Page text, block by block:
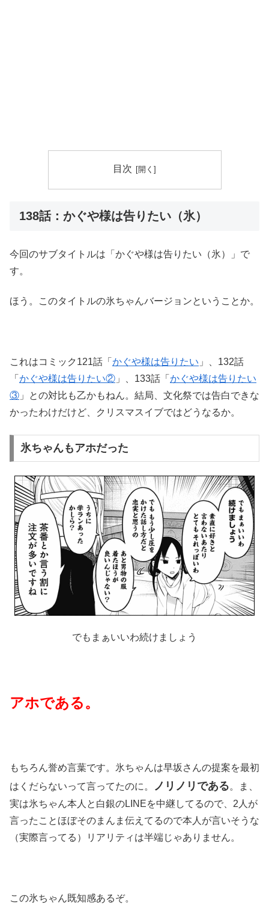
目次
138話：かぐや様は告りたい（氷）
今回のサブタイトルは「かぐや様は告りたい（氷）」で
す。
ほう。このタイトルの氷ちゃんバージョンということか。
これはコミック121話「 かぐや様は告りたい 」、132話
「 かぐや様は告りたい② 」、133話「 かぐや様は告りたい
③ 」との対比も乙かもねん。結局、文化祭では告白できな
かったわけだけど、クリスマスイブではどうなるか。
氷ちゃんもアホだった
でもまぁいいわ続けましょう
アホである。
もちろん誉め言葉です。氷ちゃんは早坂さんの提案を最初
はくだらないって言ってたのに。
ノリノリである。ま、
実は氷ちゃん本人と白銀のLINEを中継してるので、2人が
言ったことほぼそのまんま伝えてるので本人が言いそうな
（実際言ってる）リアリティは半端じゃありません。
この氷ちゃん既知感あるぞ。